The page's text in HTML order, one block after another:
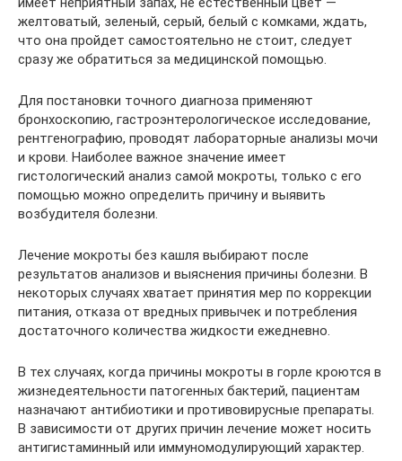
желтоватый, зеленый, серый, белый с комками, ждать,
что она пройдет самостоятельно не стоит, следует
сразу же обратиться за медицинской помощью.
Для постановки точного диагноза применяют
бронхоскопию, гастроэнтерологическое исследование,
рентгенографию, проводят лабораторные анализы мочи
и крови. Наиболее важное значение имеет
гистологический анализ самой мокроты, только с его
помощью можно определить причину и выявить
возбудителя болезни.
Лечение мокроты без кашля выбирают после
результатов анализов и выяснения причины болезни. В
некоторых случаях хватает принятия мер по коррекции
питания, отказа от вредных привычек и потребления
достаточного количества жидкости ежедневно.
В тех случаях, когда причины мокроты в горле кроются в
жизнедеятельности патогенных бактерий, пациентам
назначают антибиотики и противовирусные препараты.
В зависимости от других причин лечение может носить
антигистаминный или иммуномодулирующий характер.